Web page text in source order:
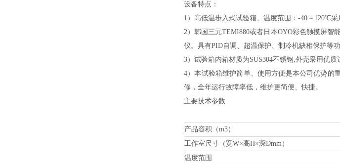
设备特点：
1）高低温步入式试验箱、温度范围：-40～120℃
2）韩国三元TEMI880或者日本OYO彩色触摸屏智
仪。具有PID自调、超温保护、制冷机缺相保护等功
3）试验箱内箱材质为SUS304不锈钢,外壳采用优质
4）本试验箱维护简单、使用方便是本公司优势的
修，全年运行故障率低，维护更简便、快捷。
主要技术参数
产品容积（m3）
工作室尺寸（宽W×高H×深Dmm）
温度范围